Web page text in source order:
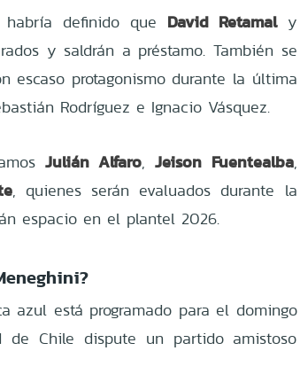
definido que David Retamaly
y saldrán a préstamo. También se
escaso protagonismo durante la última
Rodríguez e Ignacio Vásquez.
Julián Alfaro,Jeison Fuentealba,
, quienes serán evaluados durante la
espacio en el plantel 2026.
azul está programado para el domingo
de Chile dispute un partido amistoso